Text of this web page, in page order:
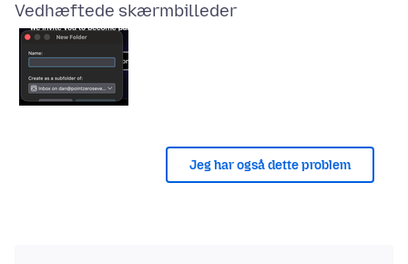
Vedhæftede skærmbilleder
Jeg har også dette problem